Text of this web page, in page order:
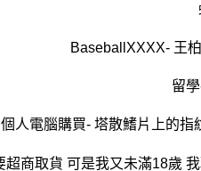
BaseballXXXX- 王
留
個人電腦購買- 塔散鰭片上的指